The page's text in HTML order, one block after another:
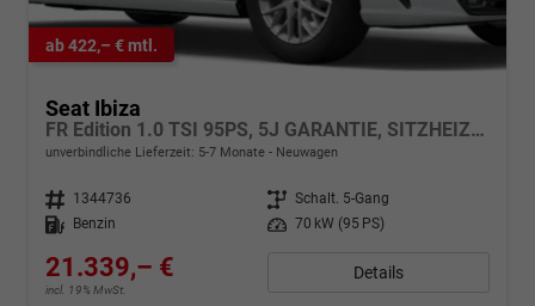
ab 422,– € mtl.
Seat Ibiza
FR Edition 1.0 TSI 95PS, 5J GARANTIE, SITZHEIZUNG, 2Z-CLIMATRONIC, 16" ALUFELGEN, ACC/Tempomat, M-Lederlenkrad, Parksensoren VORN/hinten + RÜCKFAHRKAMERA, KESSY, Privacy-Glas, Radio 8,25"/Bluetooth FULL LINK, LED-Scheinwerfer, Armlehne
unverbindliche Lieferzeit: 5-7 Monate Neuwagen
Fahrzeugnr. 1344736 Getriebe Schalt. 5-Gang
Kraftstoff
Benzin Leistung 70 kW (95 PS)
21.339,– €
incl. 19% MwSt.
Details